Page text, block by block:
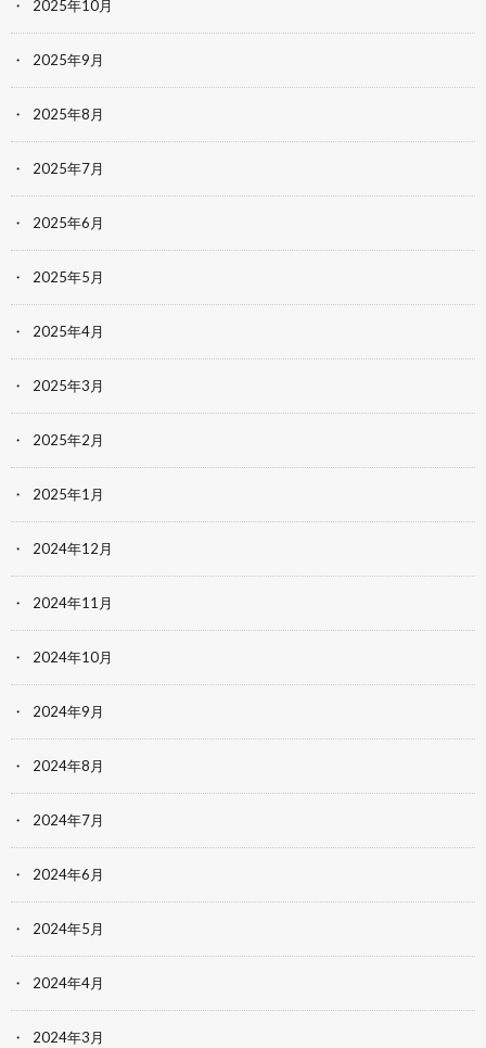
2025年10月
2025年9月
2025年8月
2025年7月
2025年6月
2025年5月
2025年4月
2025年3月
2025年2月
2025年1月
2024年12月
2024年11月
2024年10月
2024年9月
2024年8月
2024年7月
2024年6月
2024年5月
2024年4月
2024年3月